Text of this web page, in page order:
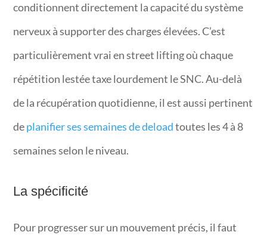
conditionnent directement la capacité du système
nerveux à supporter des charges élevées. C’est
particulièrement vrai en street lifting où chaque
répétition lestée taxe lourdement le SNC. Au-delà
de la récupération quotidienne, il est aussi pertinent
deplanifier ses semaines de deloadtoutes les 4 à 8
semaines selon le niveau.
La spécificité
Pour progresser sur un mouvement précis, il faut